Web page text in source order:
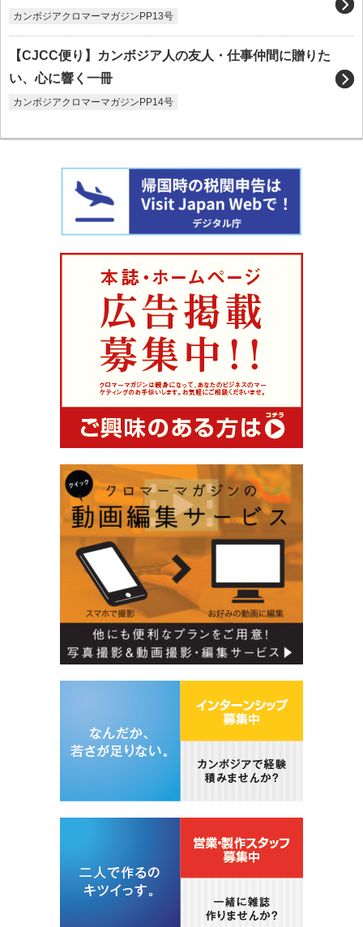
カンボジアクロマーマガジンPP13号
【CJCC便り】カンボジア人の友人・仕事仲間に贈りた
い、心に響く一冊
カンボジアクロマーマガジンPP14号